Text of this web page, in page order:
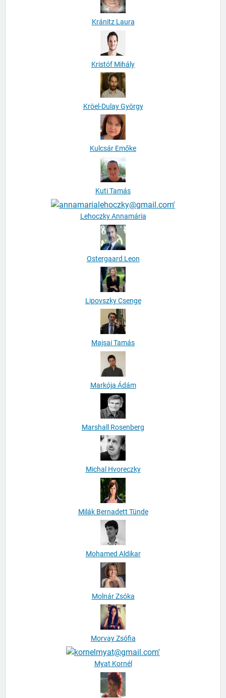
Kránitz Laura
Kristóf Mihály
Kröel-Dulay György
Kulcsár Emőke
Kuti Tamás
Lehoczky Annamária
Ostergaard Leon
Lipovszky Csenge
Majsai Tamás
Markója Ádám
Marshall Rosenberg
Michal Hvoreczky
Milák Bernadett Tünde
Mohamed Aldikar
Molnár Zsóka
Morvay Zsófia
Myat Kornél